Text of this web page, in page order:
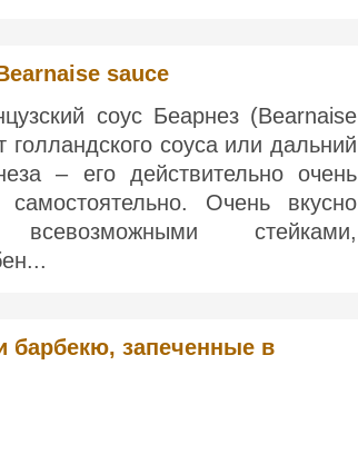
sauce
соус Беарнез (Bearnaise
голландского соуса или дальний
– его действительно очень
самостоятельно. Очень вкусно
стейками,
запеченные в